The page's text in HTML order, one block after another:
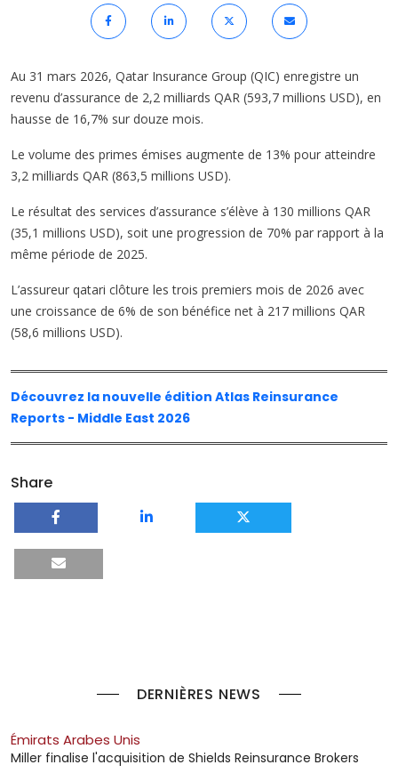
Au 31 mars 2026, Qatar Insurance Group (QIC) enregistre un
revenu d’assurance de 2,2 milliards QAR (593,7 millions USD), en
hausse de 16,7% sur douze mois.
Le volume des primes émises augmente de 13% pour atteindre
3,2 milliards QAR (863,5 millions USD).
Le résultat des services d’assurance s’élève à 130 millions QAR
(35,1 millions USD), soit une progression de 70% par rapport à la
même période de 2025.
L’assureur qatari clôture les trois premiers mois de 2026 avec
une croissance de 6% de son bénéfice net à 217 millions QAR
(58,6 millions USD).
Découvrez la nouvelle édition Atlas Reinsurance
Reports - Middle East 2026
Share
DERNIÈRES NEWS
Émirats Arabes Unis
Miller finalise l'acquisition de Shields Reinsurance Brokers